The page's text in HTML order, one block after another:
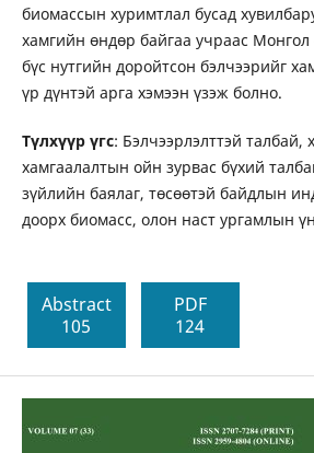
биомассын хуримтлал бусад
хамгийн өндөр байгаа учраас
бүс нутгийн доройтсон бэлчээрийг
үр дүнтэй арга хэмээн үзэж болно.
Түлхүүр үгс: Бэлчээрлэлттэй талбай,
хамгаалалтын ойн зурвас бүхий
зүйлийн баялаг, төсөөтэй байдлын
доорх биомасс, олон наст ургамлын
Abstract
105
PDF
124